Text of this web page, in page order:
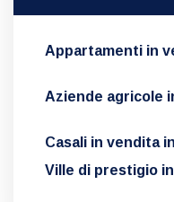
Appartamenti in
Aziende agricole
Casali in vendita
Ville di prestigio